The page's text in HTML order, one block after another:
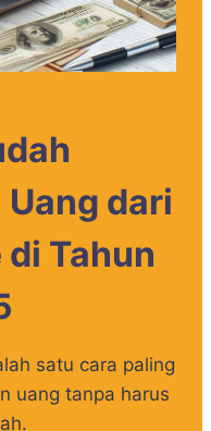
dari
Tahun
satu cara paling
uang tanpa harus